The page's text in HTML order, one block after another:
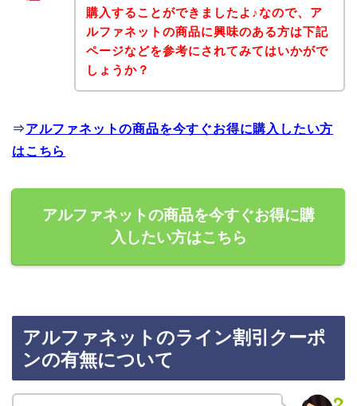
購入することができましたよ♪なので、ア
ルファネットの商品に興味のある方は下記
ページなどを参考にされてみてはいかがで
しょうか？
⇒アルファネットの商品を今すぐお得に購入したい方
はこちら
アルファネットの商品を今すぐお得に購
入したい方はこちら
アルファネットのライン割引クーポ
ンの有無について